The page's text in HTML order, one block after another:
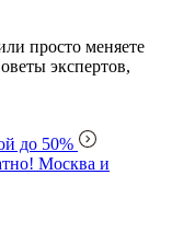
просто меняете
экспертов,
до 50%
Москва и